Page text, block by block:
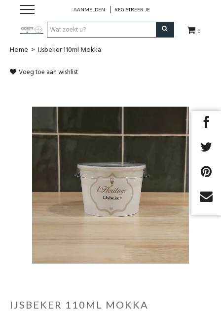
0
AANMELDEN REGISTREER JE
HOME
Huisgemaakt ijs
Streekwinkel
Home > IJsbeker 110ml Mokka
Voeg toe aan wishlist
IJSBEKER 110ML MOKKA